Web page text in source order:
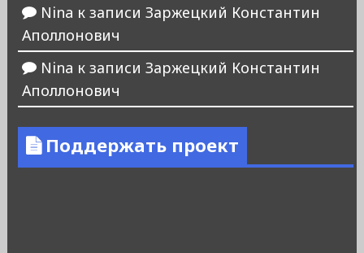
Nina к записи Заржецкий Константин
Аполлонович
Nina к записи Заржецкий Константин
Аполлонович
Поддержать проект